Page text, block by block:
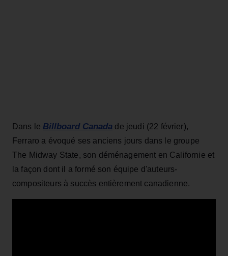
Dans le Billboard Canada de jeudi (22 février),
Ferraro a évoqué ses anciens jours dans le groupe
The Midway State, son déménagement en Californie et
la façon dont il a formé son équipe d'auteurs-
compositeurs à succès entièrement canadienne.